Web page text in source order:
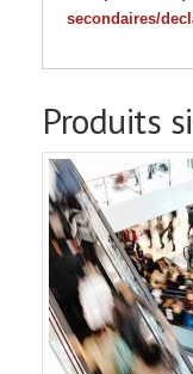
secondaires/
Produits